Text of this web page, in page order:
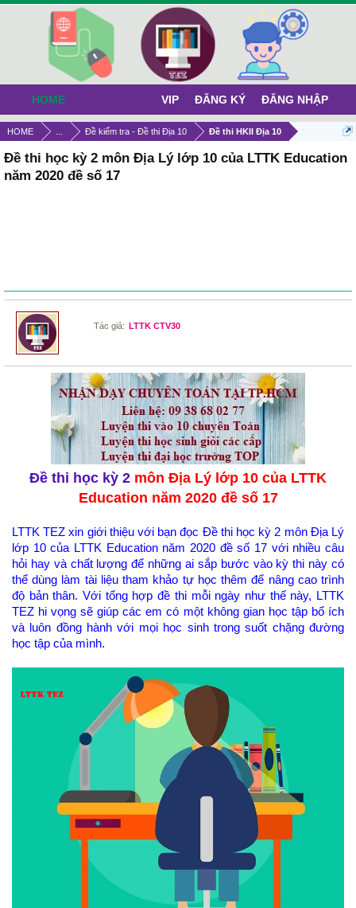
HOME Đề kiểm tra - Đề thi Địa 10 Đề thi HKII Địa 10
Đề thi học kỳ 2 môn Địa Lý lớp 10 của LTTK Education
năm 2020 đề số 17
Tác giả: LTTK CTV30
Đề thi học kỳ 2 môn Địa Lý lớp 10 của LTTK
Education năm 2020 đề số 17
LTTK TEZ xin giới thiệu với bạn đọc Đề thi học kỳ 2 môn Địa Lý
lớp 10 của LTTK Education năm 2020 đề số 17 với nhiều câu
hỏi hay và chất lượng để những ai sắp bước vào kỳ thi này có
thể dùng làm tài liệu tham khảo tự học thêm để nâng cao trình
độ bản thân. Với tổng hợp đề thi mỗi ngày như thế này, LTTK
TEZ hi vọng sẽ giúp các em có một không gian học tập bổ ích
và luôn đồng hành với mọi học sinh trong suốt chặng đường
học tập của mình.
HOME VIP ĐĂNG KÝ ĐĂNG NHẬP